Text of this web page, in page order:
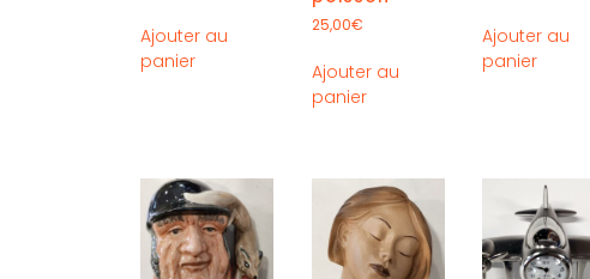
Ajouter au
panier
25,00€
Ajouter au
panier
Ajouter au
panier